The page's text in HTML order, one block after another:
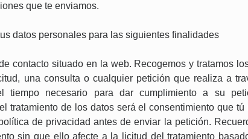
que te enviamos.
datos personales para las siguientes finalidades
contacto situado en la web. Recogemos y tratamos
una consulta o cualquier petición que realiza a
tiempo necesario para dar cumplimiento a su
tratamiento de los datos será el consentimiento que tú
de privacidad antes de enviar la petición.
sin que ello afecte a la licitud del tratamiento